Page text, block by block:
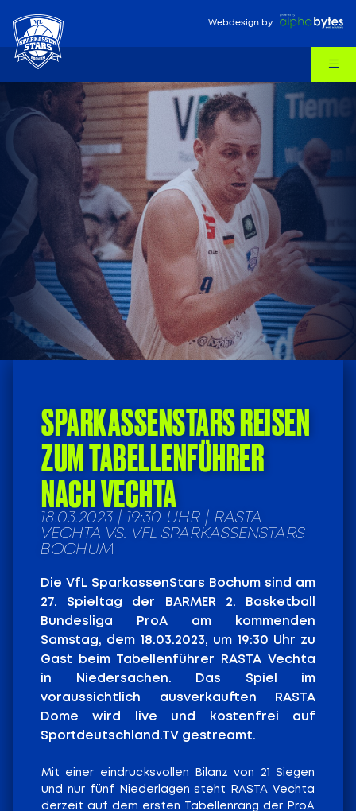
Webdesign by
SPARKASSENSTARS REISEN
ZUM TABELLENFÜHRER
NACH VECHTA
18.03.2023 | 19:30 UHR | RASTA
VECHTA VS. VFL SPARKASSENSTARS
BOCHUM
Die VfL SparkassenStars Bochum sind am
27. Spieltag der BARMER 2. Basketball
Bundesliga ProA am kommenden
Samstag, dem 18.03.2023, um 19:30 Uhr zu
Gast beim Tabellenführer RASTA Vechta
in Niedersachen. Das Spiel im
voraussichtlich ausverkauften RASTA
Dome wird live und kostenfrei auf
Sportdeutschland.TV gestreamt.
Mit einer eindrucksvollen Bilanz von 21 Siegen
und nur fünf Niederlagen steht RASTA Vechta
derzeit auf dem ersten Tabellenrang der ProA